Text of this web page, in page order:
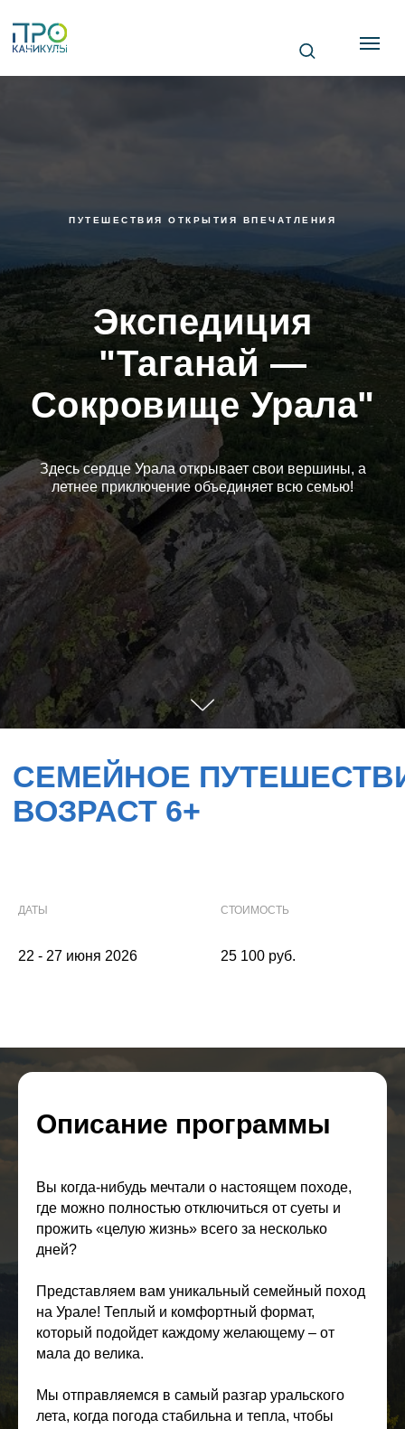
ПУТЕШЕСТВИЯ ОТКРЫТИЯ ВПЕЧАТЛЕНИЯ
Экспедиция
"Таганай —
Сокровище Урала"
Здесь сердце Урала открывает свои вершины, а
летнее приключение объединяет всю семью!
СЕМЕЙНОЕ ПУТЕШЕСТВИЕ
ВОЗРАСТ 6+
ДАТЫ СТОИМОСТЬ
22 - 27 июня 2026 25 100 руб.
Описание программы
Вы когда-нибудь мечтали о настоящем походе,
где можно полностью отключиться от суеты и
прожить «целую жизнь» всего за несколько
дней?
Представляем вам уникальный семейный поход
на Урале! Теплый и комфортный формат,
который подойдет каждому желающему – от
мала до велика.
Мы отправляемся в самый разгар уральского
лета, когда погода стабильна и тепла, чтобы